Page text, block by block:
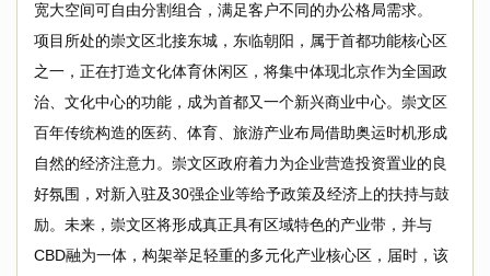
宽大空间可自由分割组合，满足客户不同的办公格局需求。
项目所处的崇文区北接东城，东临朝阳，属于首都功能核心区
之一，正在打造文化体育休闲区，将集中体现北京作为全国政
治、文化中心的功能，成为首都又一个新兴商业中心。崇文区
百年传统构造的医药、体育、旅游产业布局借助奥运时机形成
自然的经济注意力。崇文区政府着力为企业营造投资置业的良
好氛围，对新入驻及30强企业等给予政策及经济上的扶持与鼓
励。未来，崇文区将形成真正具有区域特色的产业带，并与
CBD融为一体，构架举足轻重的多元化产业核心区，届时，该